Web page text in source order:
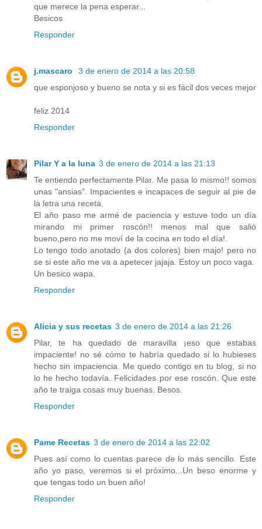
que merece la pena esperar...
Besicos
Responder
j.mascaro
3 de enero de 2014 a las 20:58
que esponjoso y bueno se nota y si es fácil dos veces mejor
feliz 2014
Responder
Pilar Y a la luna 3 de enero de 2014 a las 21:13
Te entiendo perfectamente Pilar. Me pasa lo mismo!! somos
unas "ansias". Impacientes e incapaces de seguir al pie de
la letra una receta.
El año paso me armé de paciencia y estuve todo un día
mirando mi primer roscón!! menos mal que salió
bueno,pero no me moví de la cocina en todo el día!.
Lo tengo todo anotado (a dos colores) bien majo! pero no
se si este año me va a apetecer jajaja. Estoy un poco vaga.
Un besico wapa.
Responder
Alicia y sus recetas 3 de enero de 2014 a las 21:26
Pilar, te ha quedado de maravilla ¡eso que estabas
impaciente! no sé cómo te habría quedado si lo hubieses
hecho sin impaciencia. Me quedo contigo en tu blog, si no
lo he hecho todavía. Felicidades por ese roscón. Que este
año te traiga cosas muy buenas. Besos.
Responder
Pame Recetas 3 de enero de 2014 a las 22:02
Pues así como lo cuentas parece de lo más sencillo. Este
año yo paso, veremos si el próximo...Un beso enorme y
que tengas todo un buen año!
Responder